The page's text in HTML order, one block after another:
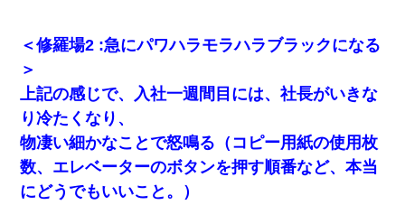
裁判官「お互いに最後に言いたいことはありますか」バカ
新卒の女性社員に1年半ストーカーされていた。俺「マジで
怖い」上司「話をしてみる」→女性社員「実は10数年前
に…」
日航機墜落事故の「ここからは日本語で大丈夫ですよ〜」
の絶望感がヤバイ・・・
＜修羅場2 :急にパワハラモラハラブラックになる
＞
上記の感じで、入社一週間目には、社長がいきな
り冷たくなり、
物凄い細かなことで怒鳴る（コピー用紙の使用枚
数、エレベーターのボタンを押す順番など、本当
にどうでもいいこと。）